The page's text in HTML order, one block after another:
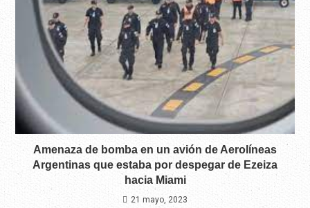
Amenaza de bomba en un avión de Aerolíneas
Argentinas que estaba por despegar de Ezeiza
hacia Miami
21 mayo, 2023